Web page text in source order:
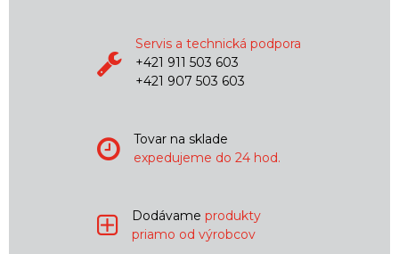
Servis a technická podpora
+421 911 503 603
+421 907 503 603
Tovar na sklade
expedujeme do 24 hod.
Dodávame produkty
priamo od výrobcov